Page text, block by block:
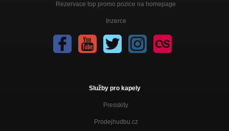
Rezervace top promo pozice na homepage
Inzerce
Služby pro kapely
Presskity
Prodejhudbu.cz